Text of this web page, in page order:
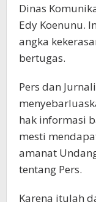
Dinas
Edy Koenunu.
angka
bertugas.
Pers dan
hak informasi
mesti
amanat
tentang Pers.
Karena itulah